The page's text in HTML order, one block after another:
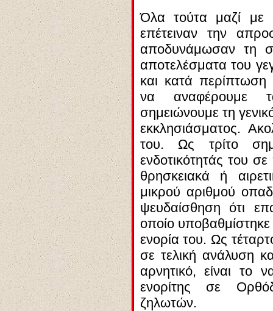
Όλα τούτα μαζί
επέτειναν την
αποδυνάμωσαν τη
αποτελέσματα του
και κατά περίπτωση
να αναφέρουμε
σημειώνουμε τη
εκκλησιάσματος.
του. Ως τρίτο
ενδοτικότητάς του
θρησκειακά ή
μικρού αριθμού
ψευδαίσθηση ότι
οποίο
ενορία του. Ως
σε τελική ανάλυση
αρνητικό, είναι το
ενορίτης σε
ζηλωτών.